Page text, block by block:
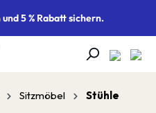
5 % Rabatt sichern.
Sitzmöbel Stühle